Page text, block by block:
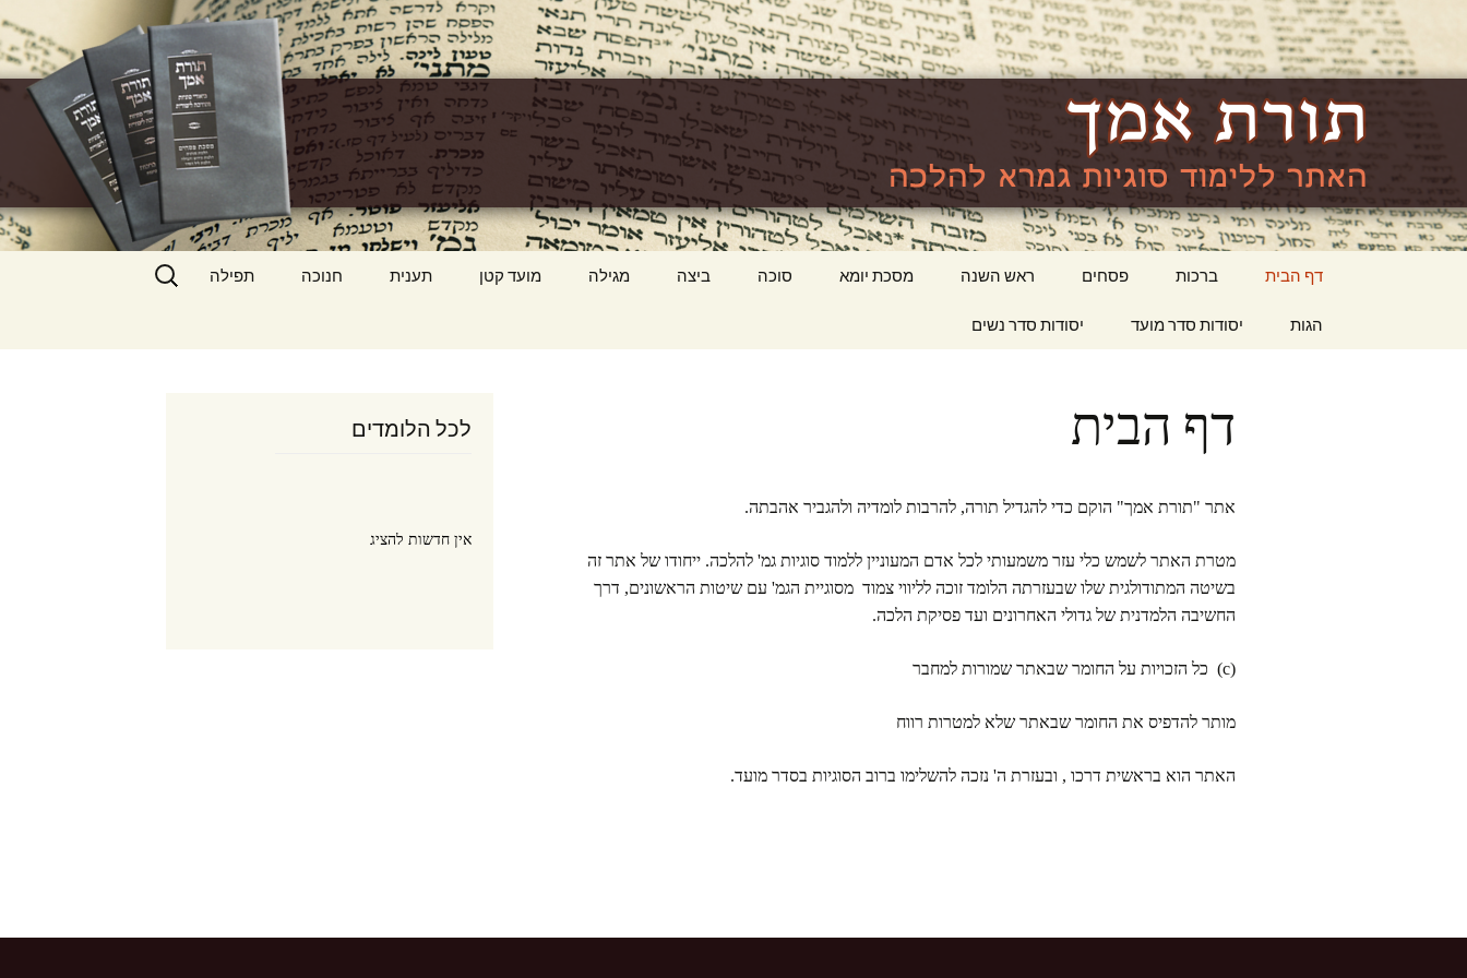
https://www.toralishma.org
האתר ללימוד סוגיות גמרא להלכה
לתוכן
דף הבית ברכות פסחים ראש השנה מסכת יומא סוכה ביצה מגילה מועד קטן תענית חנוכה תפילה
הגות יסודות סדר מועד יסודות סדר נשים
חיפוש:
דף הבית
אתר "תורת אמך" הוקם כדי להגדיל תורה, להרבות לומדיה ולהגביר אהבתה.
מטרת האתר לשמש כלי עזר משמעותי לכל אדם המעוניין ללמוד סוגיות גמ' להלכה. ייחודו של אתר זה
בשיטה המתודולגית שלו שבעזרתה הלומד זוכה לליווי צמוד מסוגיית הגמ' עם שיטות הראשונים, דרך
החשיבה הלמדנית של גדולי האחרונים ועד פסיקת הלכה.
(c) כל הזכויות על החומר שבאתר שמורות למחבר
מותר להדפיס את החומר שבאתר שלא למטרות רווח
האתר הוא בראשית דרכו , ובעזרת ה' נזכה להשלימו ברוב הסוגיות בסדר מועד.
לכל הלומדים
אין חדשות להציג